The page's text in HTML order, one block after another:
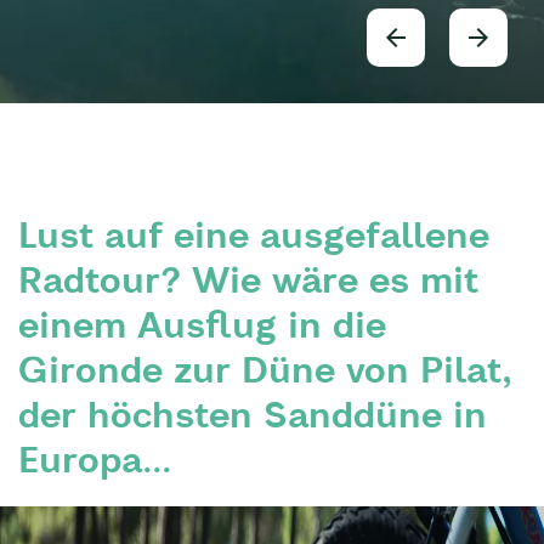
Lust auf eine ausgefallene
Radtour? Wie wäre es mit
einem Ausflug in die
Gironde zur Düne von Pilat,
der höchsten Sanddüne in
Europa...